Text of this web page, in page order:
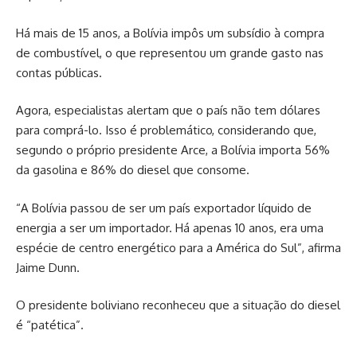
Há mais de 15 anos, a Bolívia impôs um subsídio à compra
de combustível, o que representou um grande gasto nas
contas públicas.
Agora, especialistas alertam que o país não tem dólares
para comprá-lo. Isso é problemático, considerando que,
segundo o próprio presidente Arce, a Bolívia importa 56%
da gasolina e 86% do diesel que consome.
“A Bolívia passou de ser um país exportador líquido de
energia a ser um importador. Há apenas 10 anos, era uma
espécie de centro energético para a América do Sul”, afirma
Jaime Dunn.
O presidente boliviano reconheceu que a situação do diesel
é “patética”.